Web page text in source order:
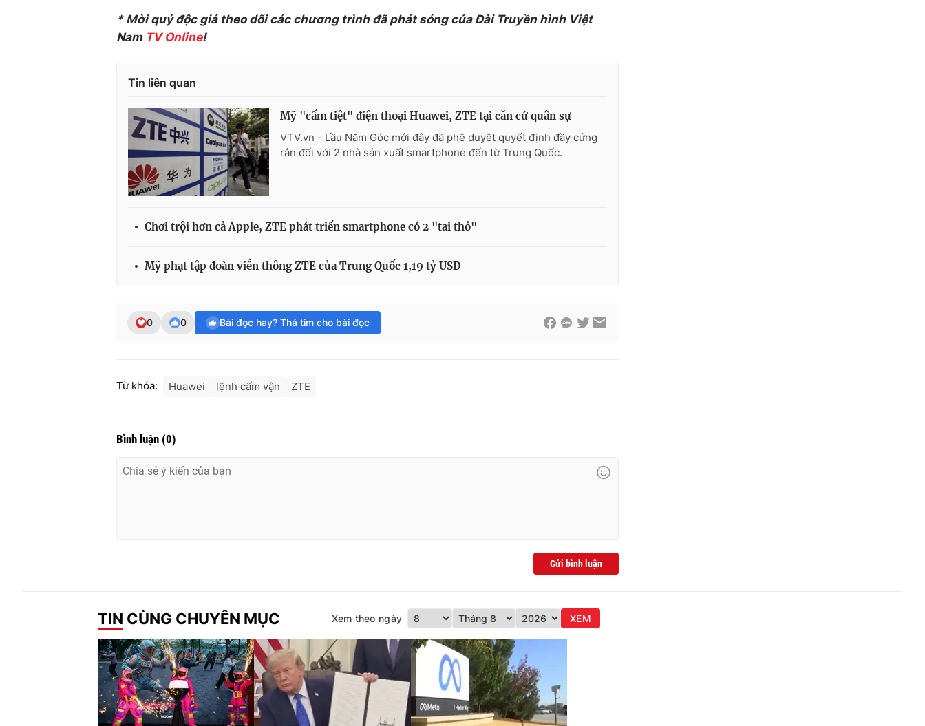
* Mời quý độc giả theo dõi các chương trình đã phát sóng của Đài Truyền hình Việt
NamTV Online!
Tin liên quan
Mỹ "cấm tiệt" điện thoại Huawei, ZTE tại căn cứ quân sự
VTV.vn - Lầu Năm Góc mới đây đã phê duyệt quyết định đầy cứng
rắn đối với 2 nhà sản xuất smartphone đến từ Trung Quốc.
Chơi trội hơn cả Apple, ZTE phát triển smartphone có 2 "tai thỏ"
Mỹ phạt tập đoàn viễn thông ZTE của Trung Quốc 1,19 tỷ USD
0 0 Bài đọc hay? Thả tim cho bài đọc
Từ khóa: Huawei lệnh cấm vận ZTE
Bình luận (0)
Gửi bình luận
TIN CÙNG CHUYÊN MỤC Xem theo ngày XEM